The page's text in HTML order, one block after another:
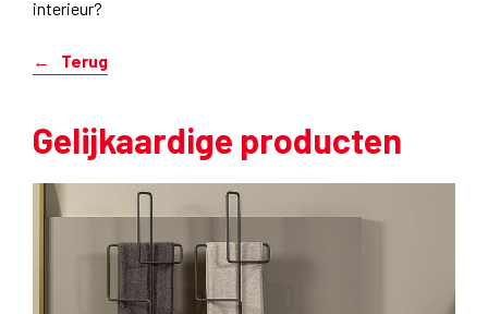
interieur?
Terug
Gelijkaardige producten